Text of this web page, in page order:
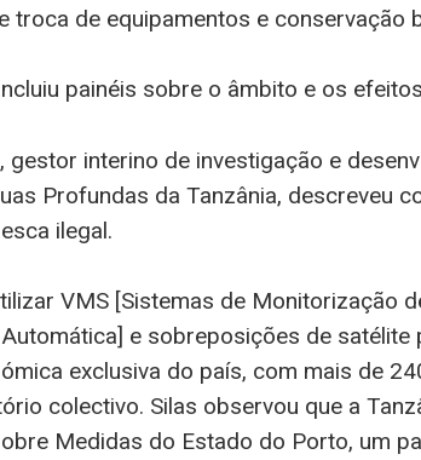
troca de equipamentos e conservação
painéis sobre o âmbito e os
gestor interino de investigação e
Profundas da Tanzânia, descreveu
ilegal.
VMS [Sistemas de Monitorização
e sobreposições de
exclusiva do país, com mais de
colectivo. Silas observou que a
Medidas do Estado do Porto, um